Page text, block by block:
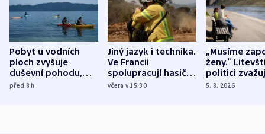
Pobyt u vodních
ploch zvyšuje
duševní pohodu,
ukázala
před 8h
Jiný jazyk i technika.
Ve Francii
spolupracují hasiči z
různých zemí
včera v 15:30
„Musíme
ženy.“
politici
dohodu o
5. 8. 2026